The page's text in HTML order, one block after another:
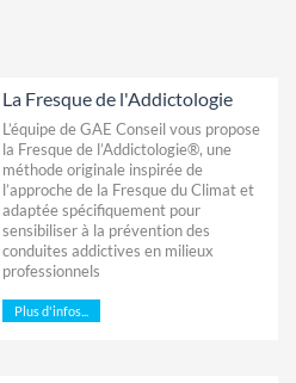
La Fresque de l'Addictologie
L’équipe de GAE Conseil vous propose
la Fresque de l’Addictologie®, une
méthode originale inspirée de
l’approche de la Fresque du Climat et
adaptée spécifiquement pour
sensibiliser à la prévention des
conduites addictives en milieux
professionnels
Plus d'infos...